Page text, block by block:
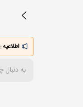
اطلاعیه :